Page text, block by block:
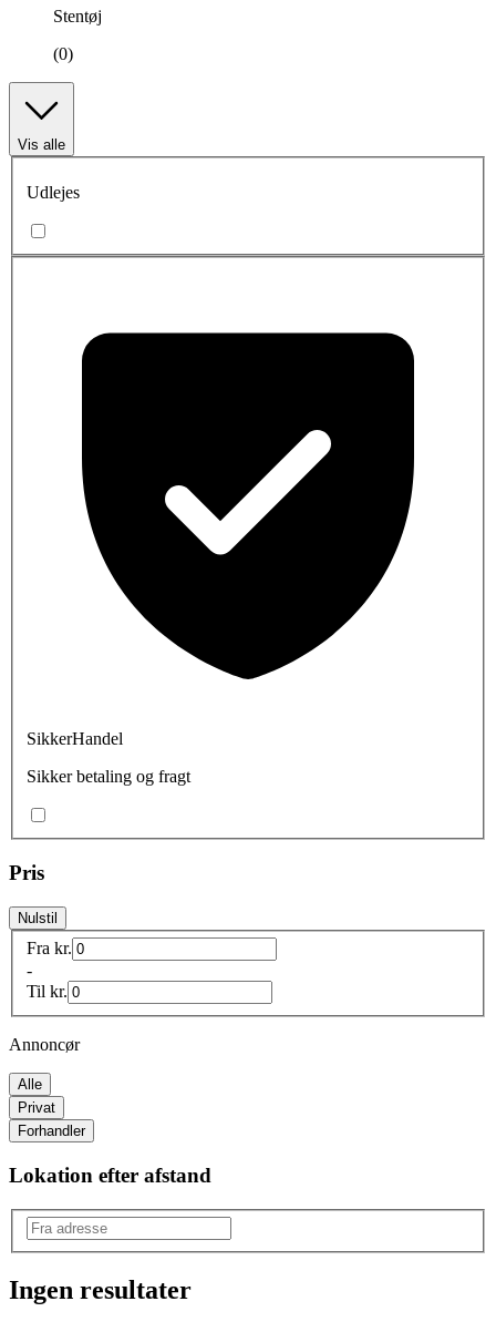
Stentøj
(0)
Vis alle
Udlejes
SikkerHandel
Sikker betaling og fragt
Pris
Nulstil
Fra kr.
-
Til kr.
Annoncør
Alle
Privat
Forhandler
Lokation efter afstand
Ingen resultater